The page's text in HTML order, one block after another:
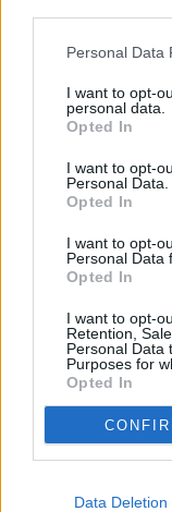
Personal Data
I want to opt-
personal data.
Opted In
I want to opt-
Personal Data.
Opted In
I want to opt-
Personal Data
Opted In
I want to opt-
Retention,
Personal Data
Purposes for
Opted In
Data Deletion
Puglia);
valichi di confine;
68mila veicoli
17mila transiti
15mila transiti
di Emilia-
nel Lazio, rientrata in
nell’ambito del piano
Anas anche
notizie sulla viabilità
(link